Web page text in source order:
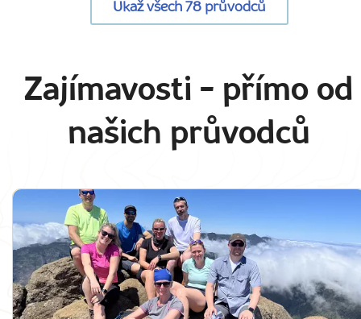
Ukaž všech 78 průvodců
Zajímavosti - přímo od
našich průvodců